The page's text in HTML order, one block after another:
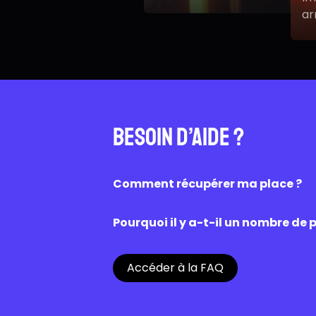
Besoin d’aide ?
Comment récupérer ma place ?
caisse du cinéma. Une fois scanné,
Pourquoi il y a-t-il un nombre de
Chaque cinéma est libre de
Accéder à la FAQ